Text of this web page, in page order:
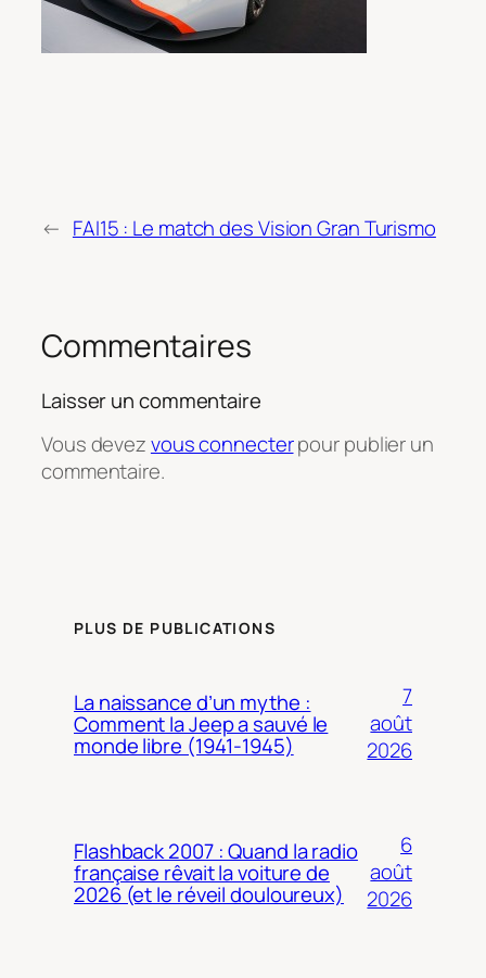
← FAI15 : Le match des Vision Gran Turismo
Commentaires
Laisser un commentaire
Vous devezvous connecterpour publier un
commentaire.
PLUS DE PUBLICATIONS
La naissance d’un mythe :
Comment la Jeep a sauvé le
monde libre (1941-1945)
7
août
2026
Flashback 2007 : Quand la radio
française rêvait la voiture de
2026 (et le réveil douloureux)
6
août
2026